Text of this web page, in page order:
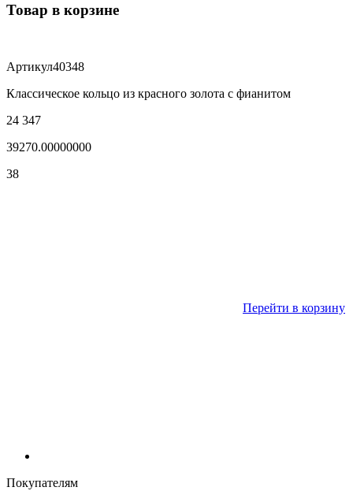
Товар в корзине
Артикул40348
Классическое кольцо из красного золота с фианитом
24 347
39270.00000000
38
Перейти в корзину
Покупателям